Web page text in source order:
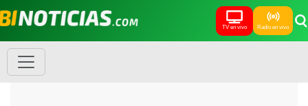
TV en vivo Radio en vivo